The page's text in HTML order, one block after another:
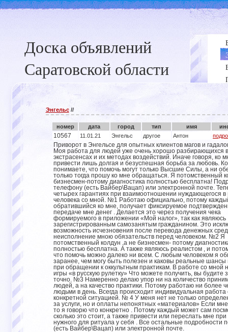
Доска объявлений
Саратовской области
Энгельс//
номер дата город тип имя
10567
11.01.21 Энгельс другое Антон
Приворот в Энгельсе для опытных клиентов магов и
Моя работа для людей уже очень хорошо разбирающихся в
экстрасенсах и их методах воздействий. Иначе говоря, ко
привести лишь долгая и безуспешная борьба за любовь.
понимаете, что помочь могут только Высшие Силы, а ни
только тогда прошу ко мне обращаться. Я потомственный
бизнесмен-потому диагностика полностью бесплатна!
телефону (есть Вайбер\Вацап) или электронной почте.
четырех гарантиях при взаимоотношении нуждающегося
человека со мной. №1 Работаю официально, потому
обратившийся ко мне, получает фиксируемое
передаче мне денег . Делается это через получения чека
формируемого в приложении «Мой налог», так как являюсь
зарегистрированным самозанятым гражданином. Это
возможность исчезновения после перевода денежных
неисполнение мною обязательств перед человеком. №2 Я
потомственный колдун ,а не бизнесмен- потому
полностью бесплатна. А также являюсь реалистом , и
что помочь можно далеко ни всем. С любым человеком я
заранее, чем могу быть полезен и каковы реальные шансы
при обращении к оккультным практикам. В работе со мной
игры «в русскую рулетку» Что можете получить, вы будите
точно. №3 Намеренно делаю упор ни на количество
людей, а на качество практики. Потому работаю ни более
людьми в день. Всегда происходит индивидуальная работа
конкретной ситуацией. № 4 У меня нет не только
за услуги, но и оплаты непонятных «материалов» Если
то я говорю что конкретно . Потому каждый может сам
сколько это стоит, а также привести или переслать мне
нужного для ритуала у себя . Все остальные подробности
(есть Вайбер\Вацап) или электронной почте.